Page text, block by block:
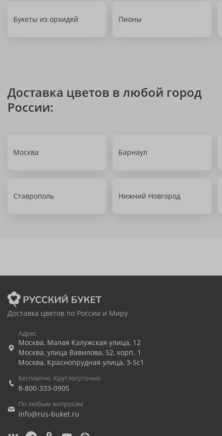
Букеты из орхидей Пионы
Доставка цветов в любой город
России:
Москва Барнаул
Ставрополь Нижний Новгород
Доставка цветов по России и Миру
Адрес
Москва, Малая Калужская улица, 12
Москва, улица Вавилова, 52, корп. 1
Москва, Краснопрудная улица, 3-5с1
Бесплатно. Круглосуточно
8-800-333-0905
По любым вопросам
info@rus-buket.ru